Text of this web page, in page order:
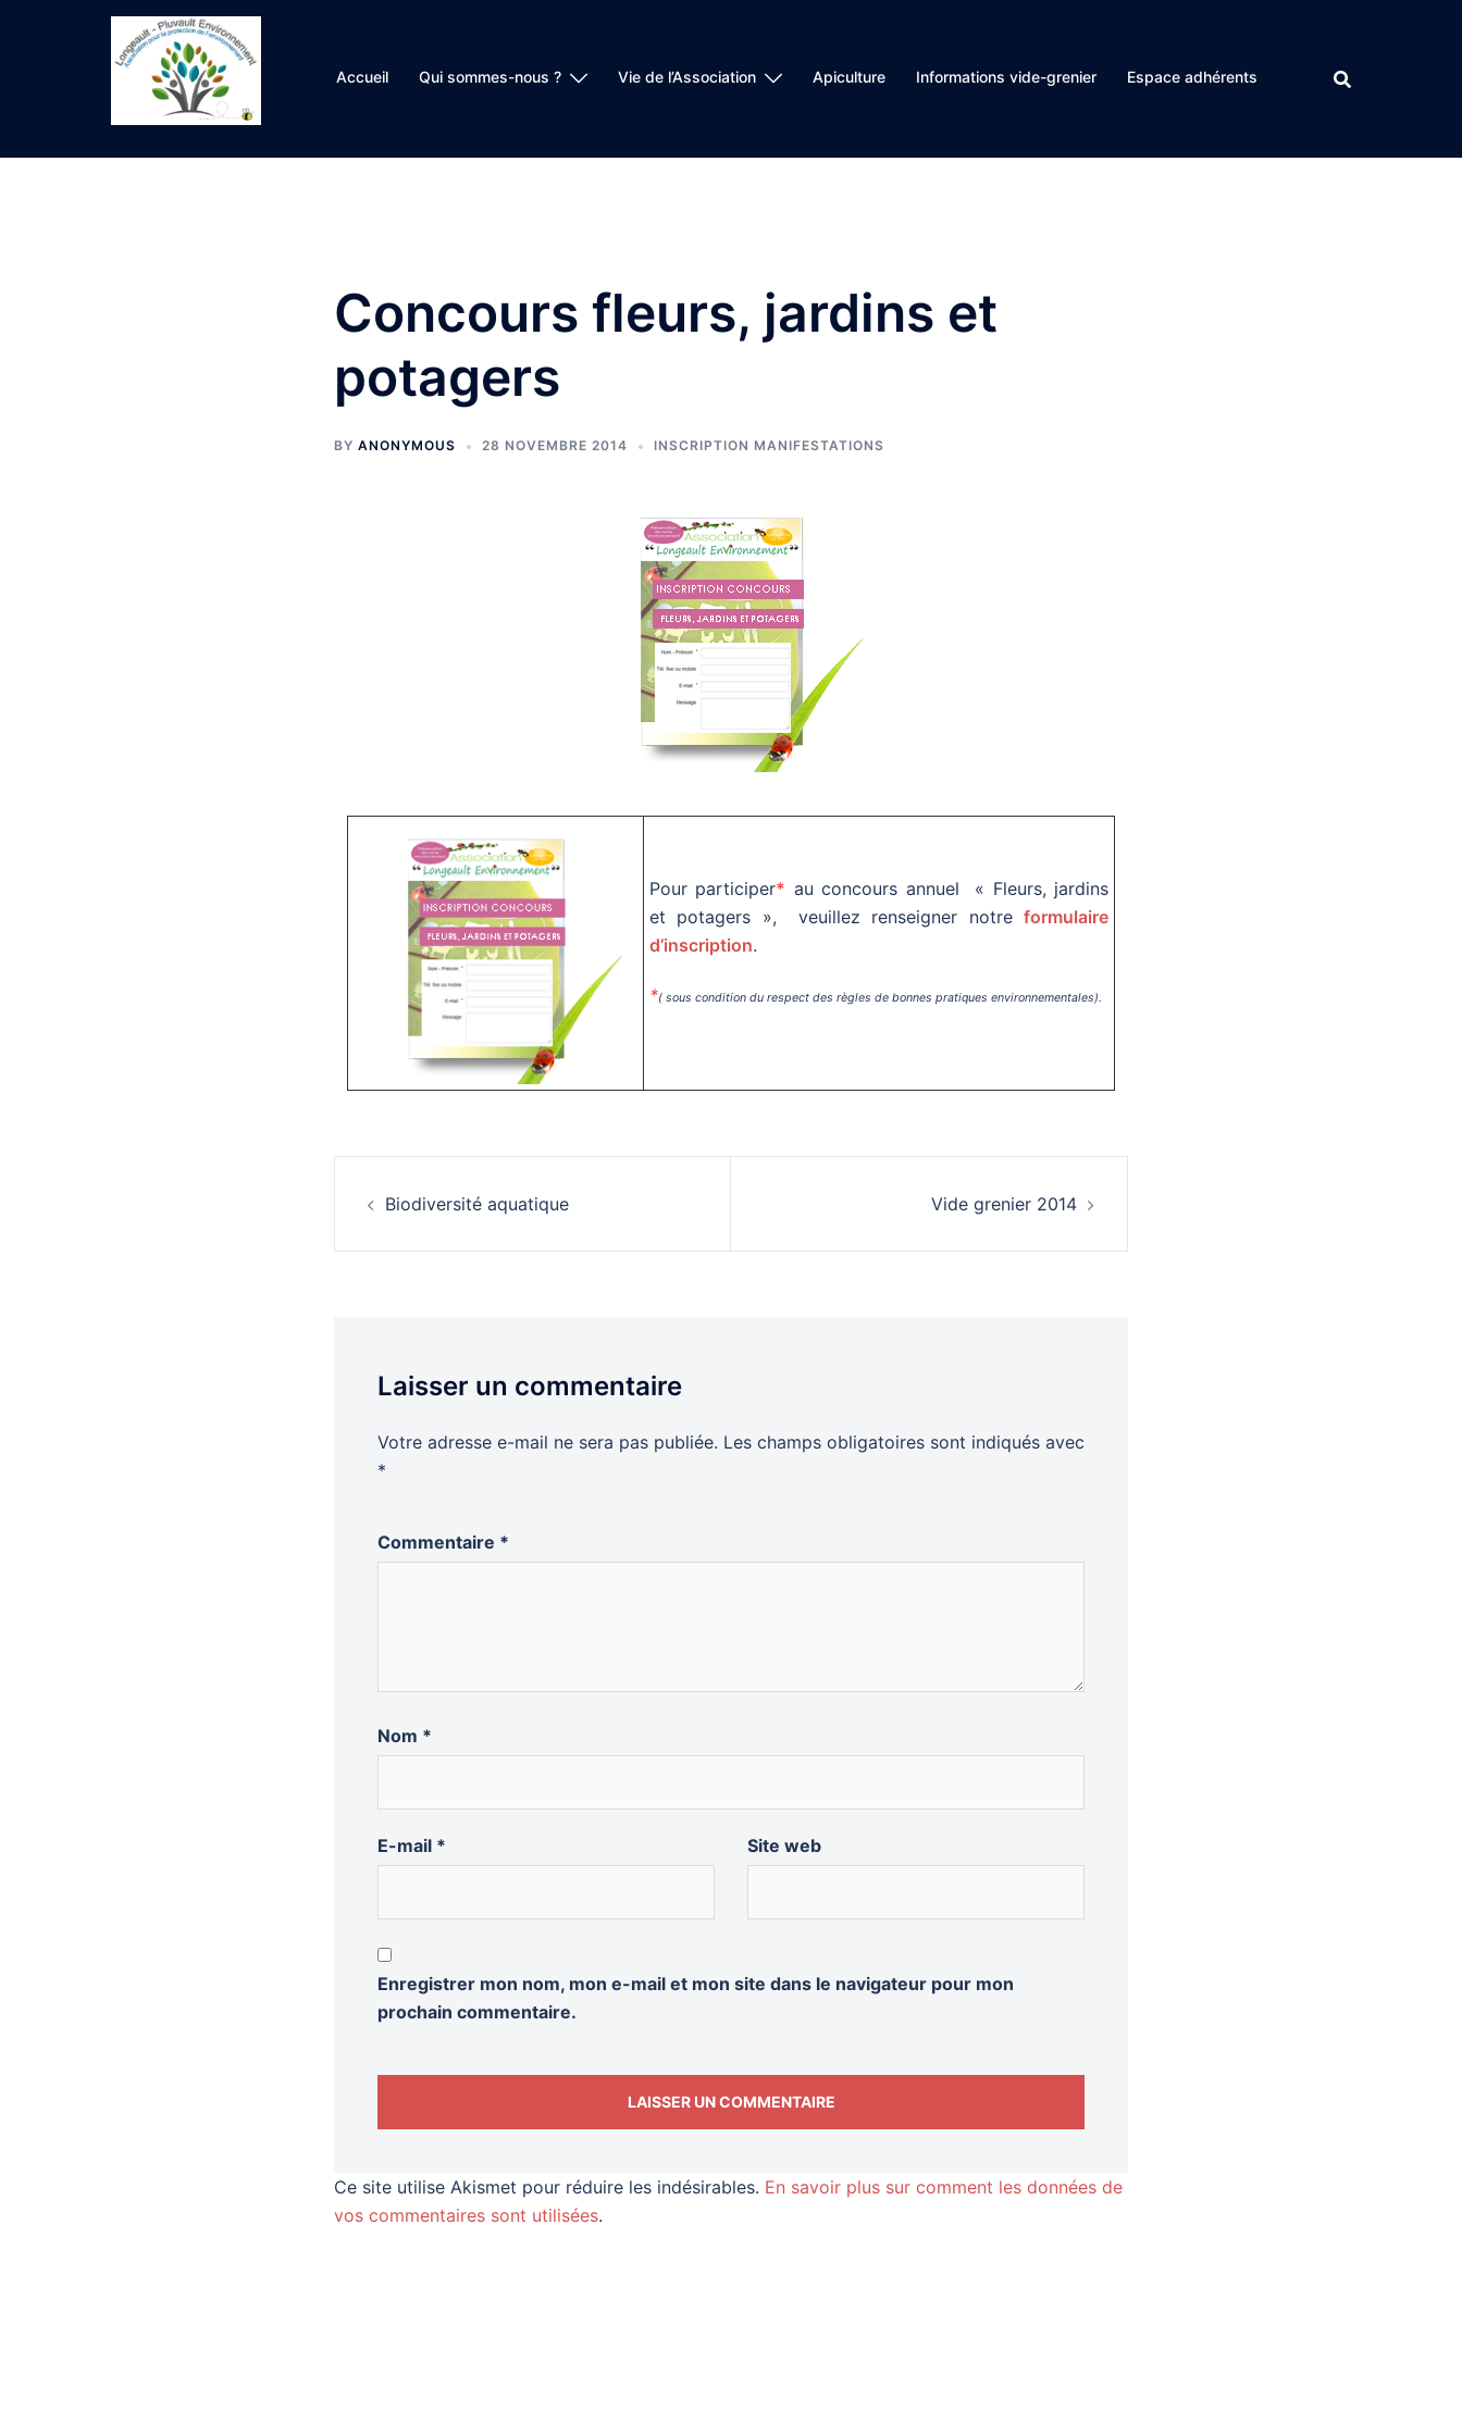
Accueil Qui sommes-nous ? Vie de l’Association Apiculture Informations vide-grenier Espace adhérents
Concours fleurs, jardins et
potagers
BY ANONYMOUS 28 NOVEMBRE 2014 INSCRIPTION MANIFESTATIONS
Pour participer* au concours annuel « Fleurs, jardins
et potagers », veuillez renseigner notre formulaire
d’inscription.
*( sous condition du respect des règles de bonnes pratiques environnementales).
Navigation
d’article
Biodiversité aquatique Vide grenier 2014
Laisser un commentaire
Votre adresse e-mail ne sera pas publiée. Les champs obligatoires sont indiqués avec
*
Commentaire *
Nom *
E-mail * Site web
Enregistrer mon nom, mon e-mail et mon site dans le navigateur pour mon
prochain commentaire.
Ce site utilise Akismet pour réduire les indésirables. En savoir plus sur comment les données de
vos commentaires sont utilisées.